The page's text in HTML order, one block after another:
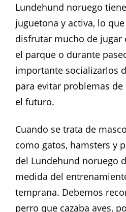
Lundehund noruego
juguetona y activa, lo
disfrutar mucho de jugar
el parque o durante
importante socializarlos
para evitar problemas
el futuro.
Cuando se trata de
como gatos, hamsters y
del Lundehund noruego
medida del
temprana. Debemos
perro que cazaba aves,